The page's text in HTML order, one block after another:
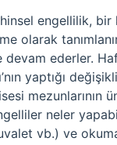
engellilik,
olarak
devam ederler.
yaptığı
mezunlarının
neler
vb.) ve